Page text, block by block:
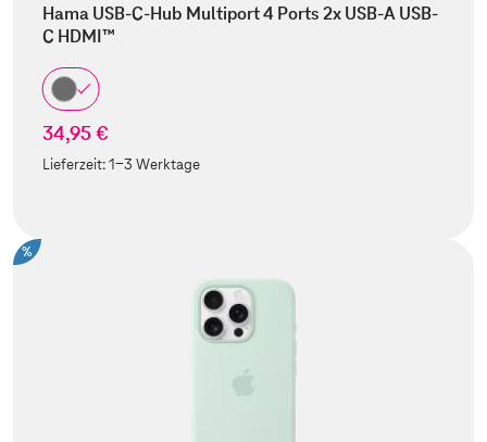
Hama USB-C-Hub Multiport 4 Ports 2x USB-A USB-
C HDMI™
34,95 €
Lieferzeit:1-3 Werktage
%